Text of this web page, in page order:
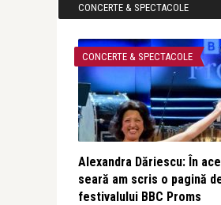
CONCERTE & SPECTACOLE
CONCERTE & SPECTACOLE
Alexandra Dăriescu: În
seară am scris o pagină
festivalului BBC Proms